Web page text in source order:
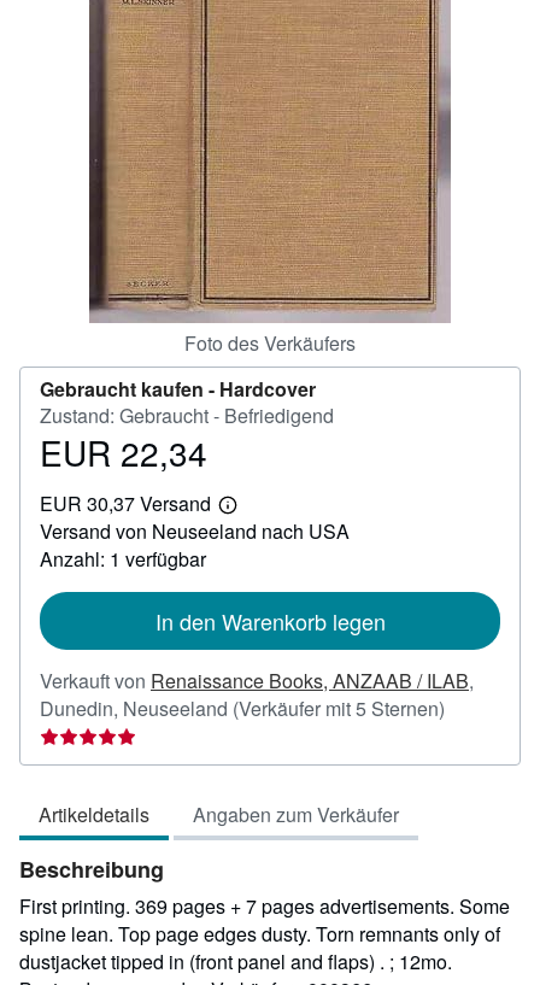
Verkäufer werden
SCHLIESSEN
Foto des Verkäufers
Gebraucht kaufen - Hardcover
Zustand: Gebraucht - Befriedigend
Preis
22,34
EUR 22,34
EUR 30,37 Versand
Weitere
Informationen
Versand von Neuseeland nach USA
Anzahl: 1 verfügbar
In den Warenkorb legen
Verkauft von Renaissance Books, ANZAAB / ILAB,
Dunedin, Neuseeland (Verkäufer mit 5 Sternen)
von
Artikeldetails Angaben zum Verkäufer
Beschreibung
First printing. 369 pages + 7 pages advertisements. Some
spine lean. Top page edges dusty. Torn remnants only of
dustjacket tipped in (front panel and flaps) . ; 12mo.